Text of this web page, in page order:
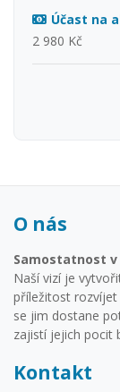
Účast na
2 980 Kč
O nás
Samostatnost
Naší vizí je
příležitost rozvíjet
se jim dostane
zajistí jejich pocit
Kontakt